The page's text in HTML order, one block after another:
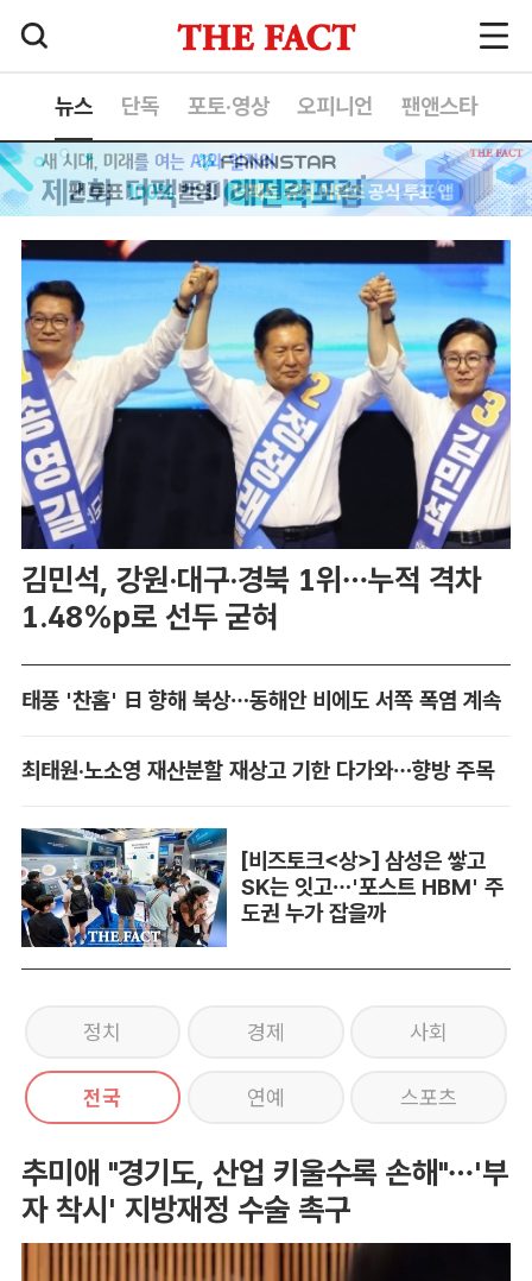
뉴스 단독 포토·영상 오피니언 팬앤스타
김민석, 강원·대구·경북 1위…누적 격차
1.48%p로 선두 굳혀
태풍 '찬홈' 日 향해 북상…동해안 비에도 서쪽 폭염 계속
최태원·노소영 재산분할 재상고 기한 다가와…향방 주목
[비즈토크<상>] 삼성은 쌓고
SK는 잇고…'포스트 HBM' 주
도권 누가 잡을까
정치 경제 사회
전국 연예 스포츠
추미애 "경기도, 산업 키울수록 손해"…'부
자 착시' 지방재정 수술 촉구